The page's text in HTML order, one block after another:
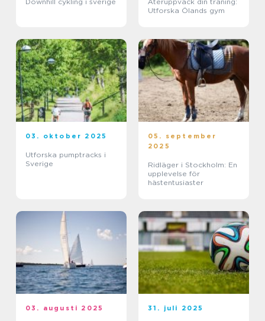
Utforska Ölands gym
03. oktober 2025
Utforska pumptracks i
Sverige
05. september
2025
Ridläger i Stockholm: En
upplevelse för
hästentusiaster
03. augusti 2025 31. juli 2025